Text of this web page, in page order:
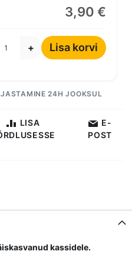
3,90 €
+ Lisa korvi
24H JOOKSUL
LISA
E-
POST
kassidele.